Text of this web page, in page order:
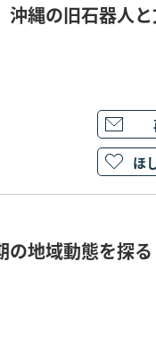
縄の旧石器人と
ほ
地域動態を探る